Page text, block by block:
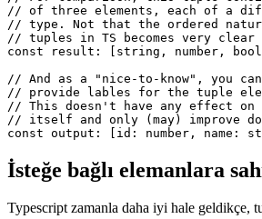
const scores: [number, number] =
// For comparison, this tuple
// of three elements, each of a
// type. Not that the ordered
// tuples in TS becomes very clear
const result: [string, number,
// And as a "nice-to-know", you can
// provide lables for the tuple
// This doesn't have any effect on
// itself and only (may) improve
İsteğe bağlı elemanlara